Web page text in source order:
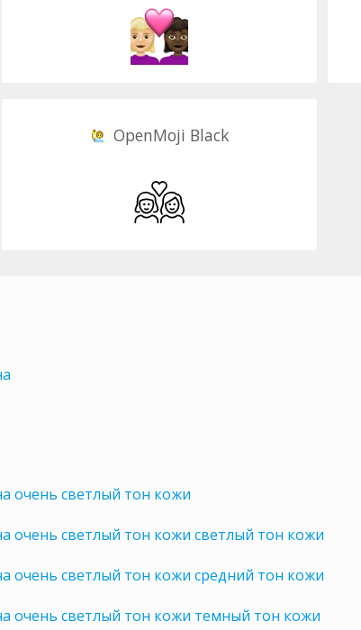
OpenMoji Black
очень светлый тон кожи
светлый тон кожи светлый тон кожи
светлый тон кожи средний тон кожи
очень светлый тон кожи темный тон кожи